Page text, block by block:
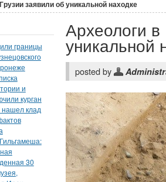
заявили об уникальной находке
Археологи
уникальной
posted by
границы
и
курган
клад
30